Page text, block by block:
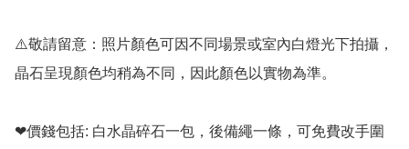
⚠️敬請留意：照片顏色可因不同場景或室內白燈光下拍攝，
晶石呈現顏色均稍為不同，因此顏色以實物為準。
❤價錢包括: 白水晶碎石一包，後備繩一條，可免費改手圍